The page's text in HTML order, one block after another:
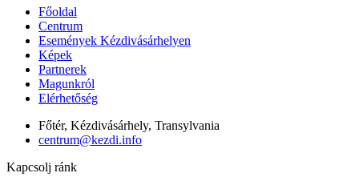
Főoldal
Centrum
Események Kézdivásárhelyen
Képek
Partnerek
Magunkról
Elérhetőség
Főtér, Kézdivásárhely, Transylvania
centrum@kezdi.info
Kapcsolj ránk